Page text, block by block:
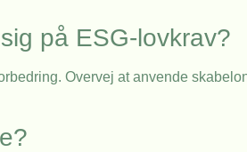
på ESG-lovkrav?
Overvej at anvende